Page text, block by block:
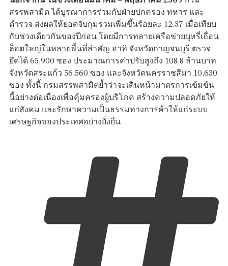
สรรพสามิต ได้บูรณาการร่วมกับฝ่ายปกครอง ทหาร และ
ตำรวจ ส่งผลให้ยอดจับกุมรวมเพิ่มขึ้นร้อยละ 12.37 เมื่อเทียบ
กับช่วงเดียวกันของปีก่อน โดยมีการทลายเครือข่ายบุหรี่เถื่อน
ล็อตใหญ่ในหลายพื้นที่สำคัญ อาทิ จังหวัดกาญจนบุรี ตรวจ
ยึดได้ 65,900 ซอง ประมาณการค่าปรับสูงถึง 108.8 ล้านบาท
จังหวัดสระแก้ว 56,560 ซอง และจังหวัดนครราชสีมา 10,630
ซอง ทั้งนี้ กรมสรรพสามิตย้ำว่าจะเดินหน้ามาตรการเข้มข้น
นี้อย่างต่อเนื่องเพื่อคุ้มครองผู้บริโภค สร้างความปลอดภัยให้
แก่สังคม และรักษาความเป็นธรรมทางการค้าให้แก่ระบบ
เศรษฐกิจของประเทศอย่างยั่งยืน